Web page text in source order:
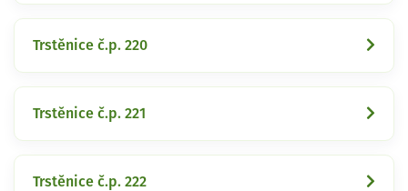
Trstěnice č.p. 220
Trstěnice č.p. 221
Trstěnice č.p. 222